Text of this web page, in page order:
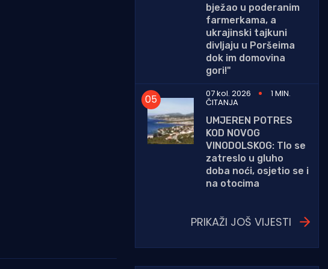
bježao u poderanim
farmerkama, a
ukrajinski tajkuni
divljaju u Poršeima
dok im domovina
gori!"
07 kol. 2026
1 MIN.
ČITANJA
UMJEREN POTRES
KOD NOVOG
VINODOLSKOG: Tlo se
zatreslo u gluho
doba noći, osjetio se i
na otocima
PRIKAŽI JOŠ VIJESTI